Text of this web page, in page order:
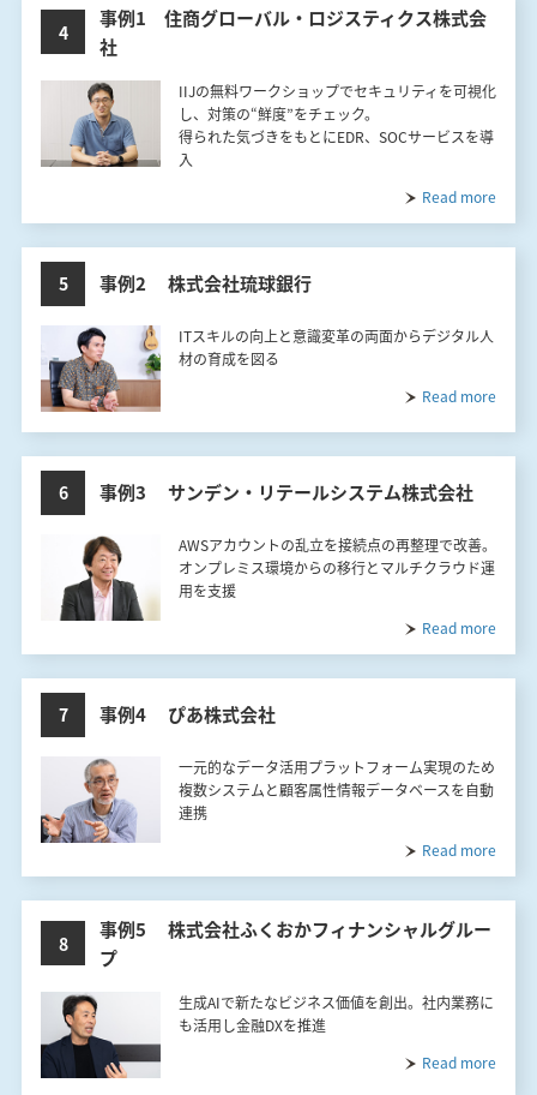
4
事例1 住商グローバル・ロジスティクス株式会
社
IIJの無料ワークショップでセキュリティを可視化
し、対策の“鮮度”をチェック。
得られた気づきをもとにEDR、SOCサービスを導
入
Read more
5 事例2 株式会社琉球銀行
ITスキルの向上と意識変革の両面からデジタル人
材の育成を図る
Read more
6 事例3 サンデン・リテールシステム株式会社
AWSアカウントの乱立を接続点の再整理で改善。
オンプレミス環境からの移行とマルチクラウド運
用を支援
Read more
7 事例4 ぴあ株式会社
一元的なデータ活用プラットフォーム実現のため
複数システムと顧客属性情報データベースを自動
連携
Read more
8
事例5 株式会社ふくおかフィナンシャルグルー
プ
生成AIで新たなビジネス価値を創出。社内業務に
も活用し金融DXを推進
Read more